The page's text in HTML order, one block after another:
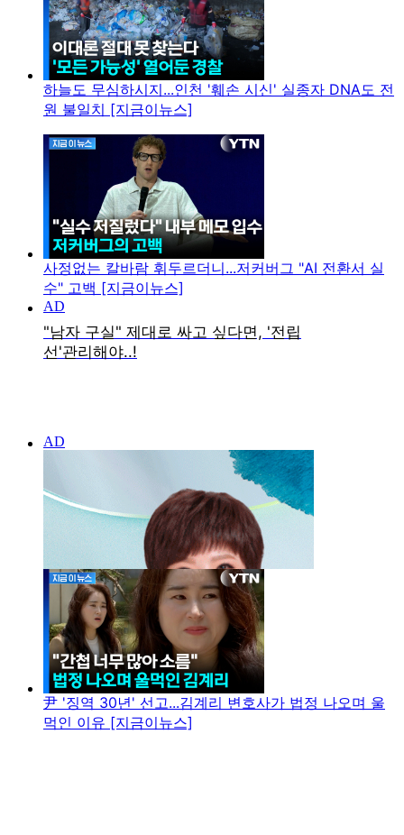
하늘도 무심하시지...인천 '훼손 시신' 실종자 DNA도 전
원 불일치 [지금이뉴스]
사정없는 칼바람 휘두르더니...저커버그 "AI 전환서 실
수" 고백 [지금이뉴스]
尹 '징역 30년' 선고...김계리 변호사가 법정 나오며 울
먹인 이유 [지금이뉴스]